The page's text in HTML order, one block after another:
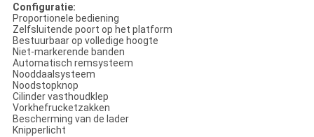
Configuratie:
Proportionele bediening
Zelfsluitende poort op het platform
Bestuurbaar op volledige hoogte
Niet-markerende banden
Automatisch remsysteem
Nooddaalsysteem
Noodstopknop
Cilinder vasthoudklep
Vorkhefrucketzakken
Bescherming van de lader
Knipperlicht